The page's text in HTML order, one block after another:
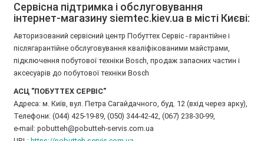
Сервісна підтримка і обслуговування
інтернет-магазину siemtec.kiev.ua в місті Києві:
Авторизований сервісний центр Побуттех Сервіс - гарантійне і
післягарантійне обслуговування кваліфікованими майстрами,
підключення побутової техніки Bosch, продаж запасних частин і
аксесуарів до побутової техніки Bosch
АСЦ "ПОБУТТЕХ СЕРВІС"
Адреса: м. Київ, вул. Петра Сагайдачного, буд. 12 (вхід через арку),
Телефони: (044) 425-19-89, (050) 344-42-42, (067) 238-30-99,
e-mail: pobutteh@pobutteh-servis.com.ua